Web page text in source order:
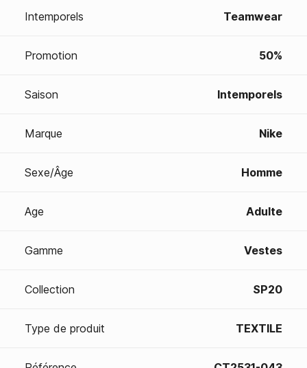
Intemporels Teamwear
Promotion 50%
Saison Intemporels
Marque Nike
Sexe/Âge Homme
Age Adulte
Gamme Vestes
Collection SP20
Type de produit TEXTILE